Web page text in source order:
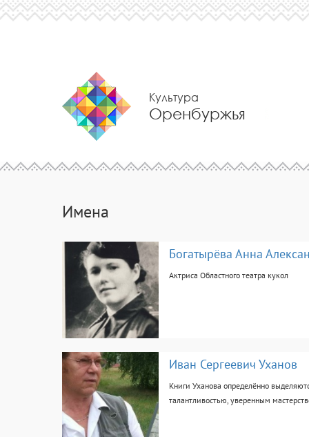
Культура
Оренбуржья
Имена
Богатырёва Анна
Актриса Областного театра кукол
Иван Сергеевич Уханов
Книги Уханова определённо
талантливостью, уверенным